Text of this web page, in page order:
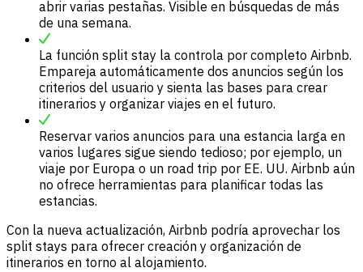
abrir varias pestañas. Visible en búsquedas de más
de una semana.
La función split stay la controla por completo Airbnb.
Empareja automáticamente dos anuncios según los
criterios del usuario y sienta las bases para crear
itinerarios y organizar viajes en el futuro.
Reservar varios anuncios para una estancia larga en
varios lugares sigue siendo tedioso; por ejemplo, un
viaje por Europa o un road trip por EE. UU. Airbnb aún
no ofrece herramientas para planificar todas las
estancias.
Con la nueva actualización, Airbnb podría aprovechar los
split stays para ofrecer creación y organización de
itinerarios en torno al alojamiento.